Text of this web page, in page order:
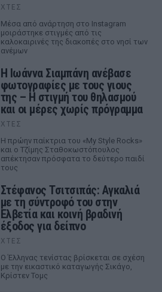
ΧΤΕΣ
Μέσα από ανάρτηση στο Instagram
μοιράστηκε στιγμές από τις
καλοκαιρινές της διακοπές στο νησί των
ανέμων
H Ιωάννα Σιαμπάνη ανέβασε
φωτογραφίες με τους γιους
της – Η στιγμή του θηλασμού
και οι μέρες χωρίς πρόγραμμα
ΧΤΕΣ
Η πρώην παίκτρια του «My Style Rocks»
και ο Τζίμης Σταθοκωστόπουλος
απέκτησαν πρόσφατα το δεύτερο παιδί
τους
Στέφανος Τσιτσιπάς: Αγκαλιά
με τη σύντροφό του στην
Ελβετία και κοινή βραδινή
έξοδος για δείπνο
ΧΤΕΣ
Ο Έλληνας τενίστας βρίσκεται σε σχέση
με την εικαστικό καταγωγής Σικάγο,
Κρίστεν Τομς